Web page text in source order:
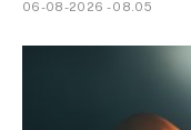
06-08-2026 - 08.05